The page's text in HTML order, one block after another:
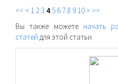
<< < 1 23 4 5 6 78 9 10 > >>
Вы также можете начать
статей для этой статьи.